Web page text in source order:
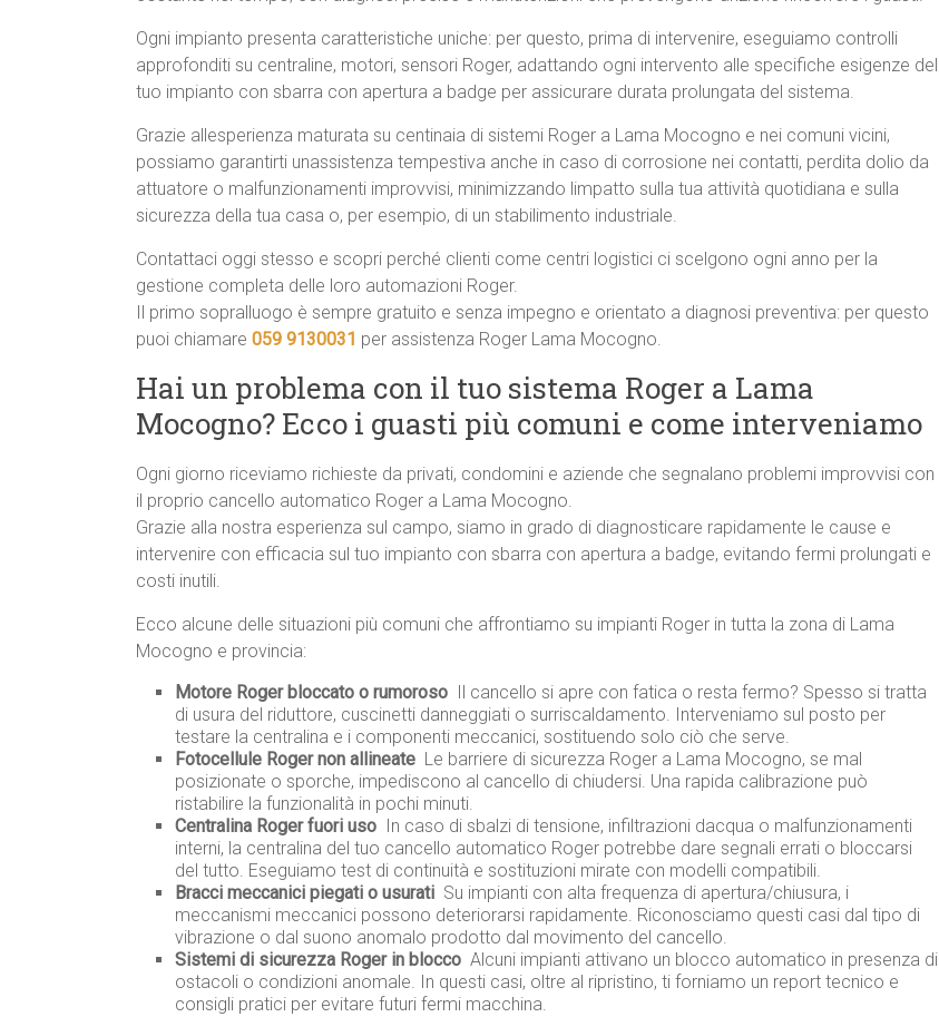
Ogni impianto presenta caratteristiche uniche: per questo, prima di intervenire, eseguiamo controlli
approfonditi su centraline, motori, sensori Roger, adattando ogni intervento alle specifiche esigenze del
tuo impianto con sbarra con apertura a badge per assicurare durata prolungata del sistema.
Grazie allesperienza maturata su centinaia di sistemi Roger a Lama Mocogno e nei comuni vicini,
possiamo garantirti unassistenza tempestiva anche in caso di corrosione nei contatti, perdita dolio da
attuatore o malfunzionamenti improvvisi, minimizzando limpatto sulla tua attività quotidiana e sulla
sicurezza della tua casa o, per esempio, di un stabilimento industriale.
Contattaci oggi stesso e scopri perché clienti come centri logistici ci scelgono ogni anno per la
gestione completa delle loro automazioni Roger.
Il primo sopralluogo è sempre gratuito e senza impegno e orientato a diagnosi preventiva: per questo
puoi chiamare 059 9130031 per assistenza Roger Lama Mocogno.
Hai un problema con il tuo sistema Roger a Lama
Mocogno? Ecco i guasti più comuni e come interveniamo
Ogni giorno riceviamo richieste da privati, condomini e aziende che segnalano problemi improvvisi con
il proprio cancello automatico Roger a Lama Mocogno.
Grazie alla nostra esperienza sul campo, siamo in grado di diagnosticare rapidamente le cause e
intervenire con efficacia sul tuo impianto con sbarra con apertura a badge, evitando fermi prolungati e
costi inutili.
Ecco alcune delle situazioni più comuni che affrontiamo su impianti Roger in tutta la zona di Lama
Mocogno e provincia:
Motore Roger bloccato o rumoroso  Il cancello si apre con fatica o resta fermo? Spesso si tratta
di usura del riduttore, cuscinetti danneggiati o surriscaldamento. Interveniamo sul posto per
testare la centralina e i componenti meccanici, sostituendo solo ciò che serve.
Fotocellule Roger non allineate  Le barriere di sicurezza Roger a Lama Mocogno, se mal
posizionate o sporche, impediscono al cancello di chiudersi. Una rapida calibrazione può
ristabilire la funzionalità in pochi minuti.
Centralina Roger fuori uso  In caso di sbalzi di tensione, infiltrazioni dacqua o malfunzionamenti
interni, la centralina del tuo cancello automatico Roger potrebbe dare segnali errati o bloccarsi
del tutto. Eseguiamo test di continuità e sostituzioni mirate con modelli compatibili.
Bracci meccanici piegati o usurati  Su impianti con alta frequenza di apertura/chiusura, i
meccanismi meccanici possono deteriorarsi rapidamente. Riconosciamo questi casi dal tipo di
vibrazione o dal suono anomalo prodotto dal movimento del cancello.
Sistemi di sicurezza Roger in blocco  Alcuni impianti attivano un blocco automatico in presenza di
ostacoli o condizioni anomale. In questi casi, oltre al ripristino, ti forniamo un report tecnico e
consigli pratici per evitare futuri fermi macchina.